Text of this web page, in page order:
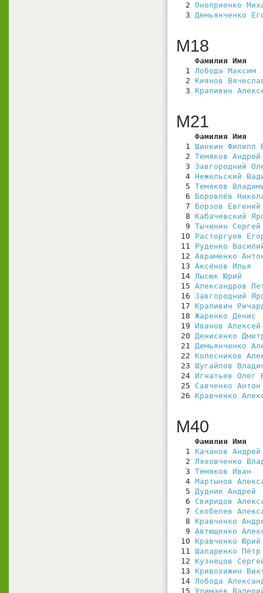
  2
Оноприенко
  3
Демьянченко
М18
Фамилия Имя
  1
Лобода Максим
  2
Киянов
  3
Крапивин
М21
Фамилия Имя
  1
Шинкин Филипп
  2
Темяков
  3
Завгородний
  4
Нежельский
  5
Темяков
  6
Боровлёв
  7
Борзов
  8
Кабачевский
  9
Тычинин Сергей
10 Расторгуев
11 Руденко
12 Авраменко
13 Аксёнов Илья
14 Лысюк Юрий
15 Александров
16 Завгородний
17 Крапивин
18 Жаренко Денис
19 Иванов Алексей
20 Денисенко
21 Демьянченко
22 Колесников
23 Шугайлов
24 Игнатьев Олег
25 Савченко
26 Кравченко
М40
Фамилия Имя
  1
Качанов Андрей
  2
Ляховченко
  3
Темяков Иван
  4
Мартынов
  5
Дудник Андрей
  6
Свиридов
  7
Скобелев
  8
Кравченко
  9
Автющенко
10 Кравченко Юрий
11 Шапаренко Пётр
12 Кузнецов
13 Кривохижин
14 Лобода
15 Улимаев